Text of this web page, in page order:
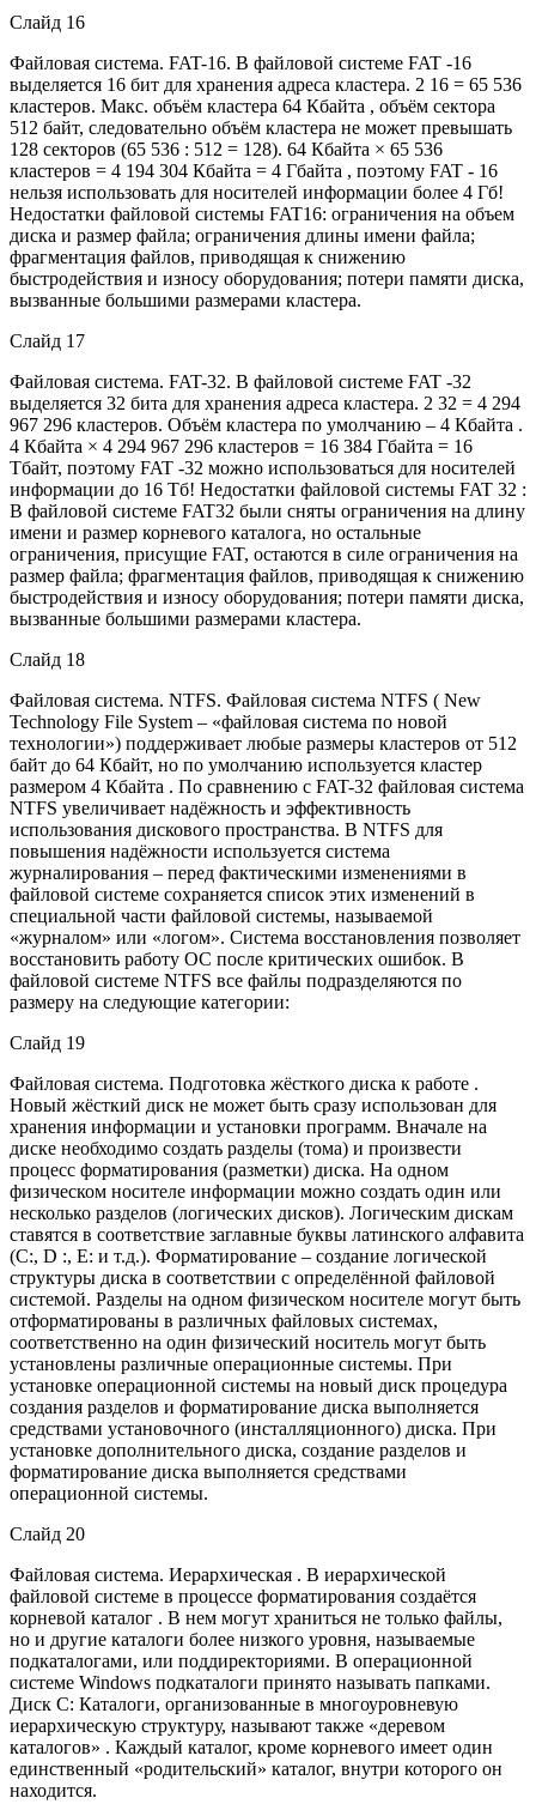
Слайд 16
Файловая система. FAT-16. В файловой системе FAT -16
выделяется 16 бит для хранения адреса кластера. 2 16 = 65 536
кластеров. Макс. объём кластера 64 Кбайта , объём сектора
512 байт, следовательно объём кластера не может превышать
128 секторов (65 536 : 512 = 128). 64 Кбайта × 65 536
кластеров = 4 194 304 Кбайта = 4 Гбайта , поэтому FAT - 16
нельзя использовать для носителей информации более 4 Гб!
Недостатки файловой системы FAT16: ограничения на объем
диска и размер файла; ограничения длины имени файла;
фрагментация файлов, приводящая к снижению
быстродействия и износу оборудования; потери памяти диска,
вызванные большими размерами кластера.
Слайд 17
Файловая система. FAT-32. В файловой системе FAT -32
выделяется 32 бита для хранения адреса кластера. 2 32 = 4 294
967 296 кластеров. Объём кластера по умолчанию – 4 Кбайта .
4 Кбайта × 4 294 967 296 кластеров = 16 384 Гбайта = 16
Тбайт, поэтому FAT -32 можно использоваться для носителей
информации до 16 Тб! Недостатки файловой системы FAT 32 :
В файловой системе FAT32 были сняты ограничения на длину
имени и размер корневого каталога, но остальные
ограничения, присущие FAT, остаются в силе ограничения на
размер файла; фрагментация файлов, приводящая к снижению
быстродействия и износу оборудования; потери памяти диска,
вызванные большими размерами кластера.
Слайд 18
Файловая система. NTFS. Файловая система NTFS ( New
Technology File System – «файловая система по новой
технологии») поддерживает любые размеры кластеров от 512
байт до 64 Кбайт, но по умолчанию используется кластер
размером 4 Кбайта . По сравнению с FAT-32 файловая система
NTFS увеличивает надёжность и эффективность
использования дискового пространства. В NTFS для
повышения надёжности используется система
журналирования – перед фактическими изменениями в
файловой системе сохраняется список этих изменений в
специальной части файловой системы, называемой
«журналом» или «логом». Система восстановления позволяет
восстановить работу ОС после критических ошибок. В
файловой системе NTFS все файлы подразделяются по
размеру на следующие категории:
Слайд 19
Файловая система. Подготовка жёсткого диска к работе .
Новый жёсткий диск не может быть сразу использован для
хранения информации и установки программ. Вначале на
диске необходимо создать разделы (тома) и произвести
процесс форматирования (разметки) диска. На одном
физическом носителе информации можно создать один или
несколько разделов (логических дисков). Логическим дискам
ставятся в соответствие заглавные буквы латинского алфавита
(С:, D :, E: и т.д.). Форматирование – создание логической
структуры диска в соответствии с определённой файловой
системой. Разделы на одном физическом носителе могут быть
отформатированы в различных файловых системах,
соответственно на один физический носитель могут быть
установлены различные операционные системы. При
установке операционной системы на новый диск процедура
создания разделов и форматирование диска выполняется
средствами установочного (инсталляционного) диска. При
установке дополнительного диска, создание разделов и
форматирование диска выполняется средствами
операционной системы.
Слайд 20
Файловая система. Иерархическая . В иерархической
файловой системе в процессе форматирования создаётся
корневой каталог . В нем могут храниться не только файлы,
но и другие каталоги более низкого уровня, называемые
подкаталогами, или поддиректориями. В операционной
системе Windows подкаталоги принято называть папками.
Диск С: Каталоги, организованные в многоуровневую
иерархическую структуру, называют также «деревом
каталогов» . Каждый каталог, кроме корневого имеет один
единственный «родительский» каталог, внутри которого он
находится.